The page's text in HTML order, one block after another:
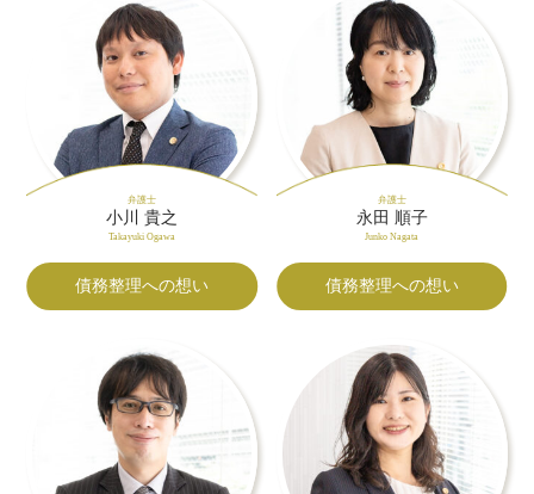
弁護士
小川 貴之
Takayuki Ogawa
債務整理への想い
弁護士
永田 順子
Junko Nagata
債務整理への想い